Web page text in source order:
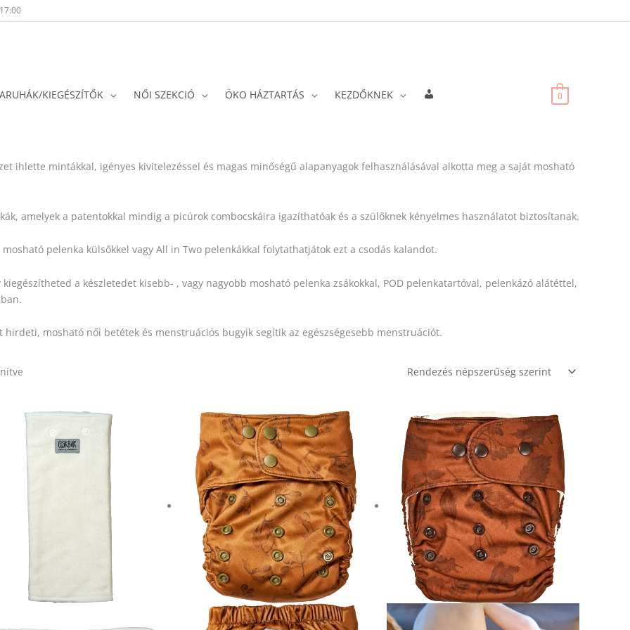
KIEGÉSZÍTŐK NŐI SZEKCIÓ ÖKO HÁZTARTÁS KEZDŐKNEK 0
ihlette mintákkal, igényes kivitelezéssel és magas minőségű alapanyagok felhasználásával alkotta meg a saját mosható
amelyek a patentokkal mindig a picúrok combocskáira igazíthatóak és a szülőknek kényelmes használatot biztosítanak.
pelenka külsőkkel vagy All in Two pelenkákkal folytathatjátok ezt a csodás kalandot.
a készletedet kisebb- , vagy nagyobb mosható pelenka zsákokkal, POD pelenkatartóval, pelenkázó alátéttel,
hirdeti, mosható női betétek és menstruációs bugyik segítik az egészségesebb menstruációt.